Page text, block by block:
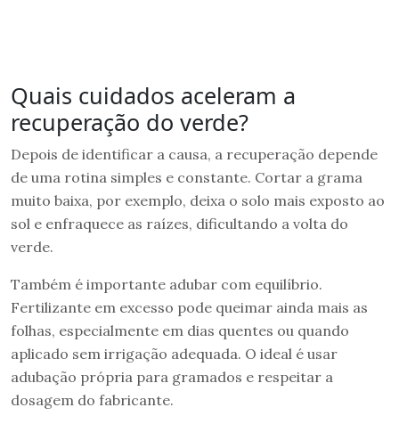
Quais cuidados aceleram a
recuperação do verde?
Depois de identificar a causa, a recuperação depende
de uma rotina simples e constante. Cortar a grama
muito baixa, por exemplo, deixa o solo mais exposto ao
sol e enfraquece as raízes, dificultando a volta do
verde.
Também é importante adubar com equilíbrio.
Fertilizante em excesso pode queimar ainda mais as
folhas, especialmente em dias quentes ou quando
aplicado sem irrigação adequada. O ideal é usar
adubação própria para gramados e respeitar a
dosagem do fabricante.